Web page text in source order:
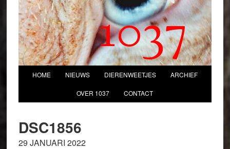
1037
HOME NIEUWS DIERENWEETJES ARCHIEF
OVER 1037 CONTACT
DSC1856
29 JANUARI 2022